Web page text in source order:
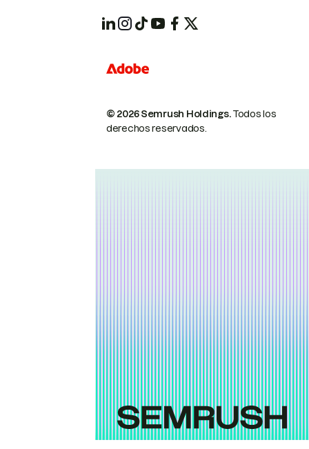
© 2026 Semrush Holdings.Todos los
derechos reservados.